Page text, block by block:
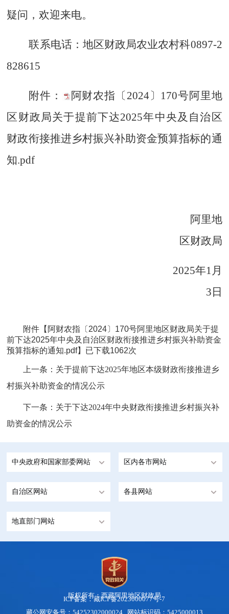
疑问，欢迎来电。
联系电话：地区财政局农业农村科0897-2
828615
附件：
阿财农指〔2024〕170号阿里地
区财政局关于提前下达2025年中央及自治区
财政衔接推进乡村振兴补助资金预算指标的通
知.pdf
阿里地
区财政局
2025年1月
3日
附件【 阿财农指〔2024〕170号阿里地区财政局关于提
前下达2025年中央及自治区财政衔接推进乡村振兴补助资金
预算指标的通知.pdf】已下载1062次
上一条： 关于提前下达2025年地区本级财政衔接推进乡
村振兴补助资金的情况公示
下一条： 关于下达2024年中央财政衔接推进乡村振兴补
助资金的情况公示
中央政府和国家部委网站 区内各市网站
自治区网站 各县网站
地直部门网站
版权所有：西藏阿里地区财政局
ICP备案：藏ICP备2023000077号-7
藏公网安备号： 54252302000024网站标识码：5425000013